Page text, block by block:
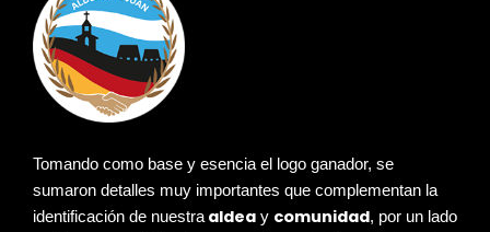
Tomando como base y esencia el logo ganador, se
sumaron detalles muy importantes que complementan la
identificación de nuestraaldea y comunidad, por un lado